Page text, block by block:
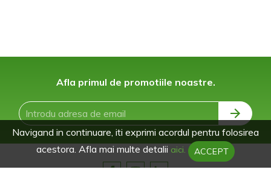
Afla primul de promotiile noastre.
Navigand in continuare, iti exprimi acordul pentru folosirea
acestora. Afla mai multe detalii aici. ACCEPT